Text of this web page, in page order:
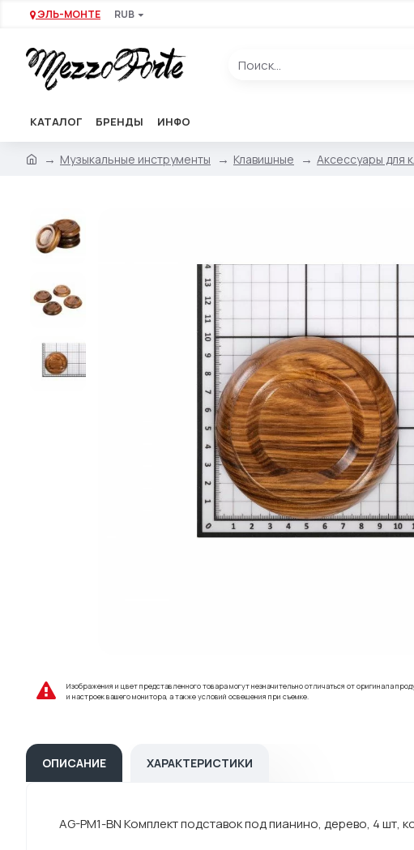
ЭЛЬ-МОНТЕ RUB
КАТАЛОГ БРЕНДЫ ИНФО
Музыкальные инструменты Клавишные Аксессуары для
Изображения и цвет представленного товара могут незначительно отличаться от оригинала
и настроек вашего монитора, а также условий освещения при съемке.
ОПИСАНИЕ ХАРАКТЕРИСТИКИ
AG-PM1-BN Комплект подставок под пианино, дерево, 4 шт,